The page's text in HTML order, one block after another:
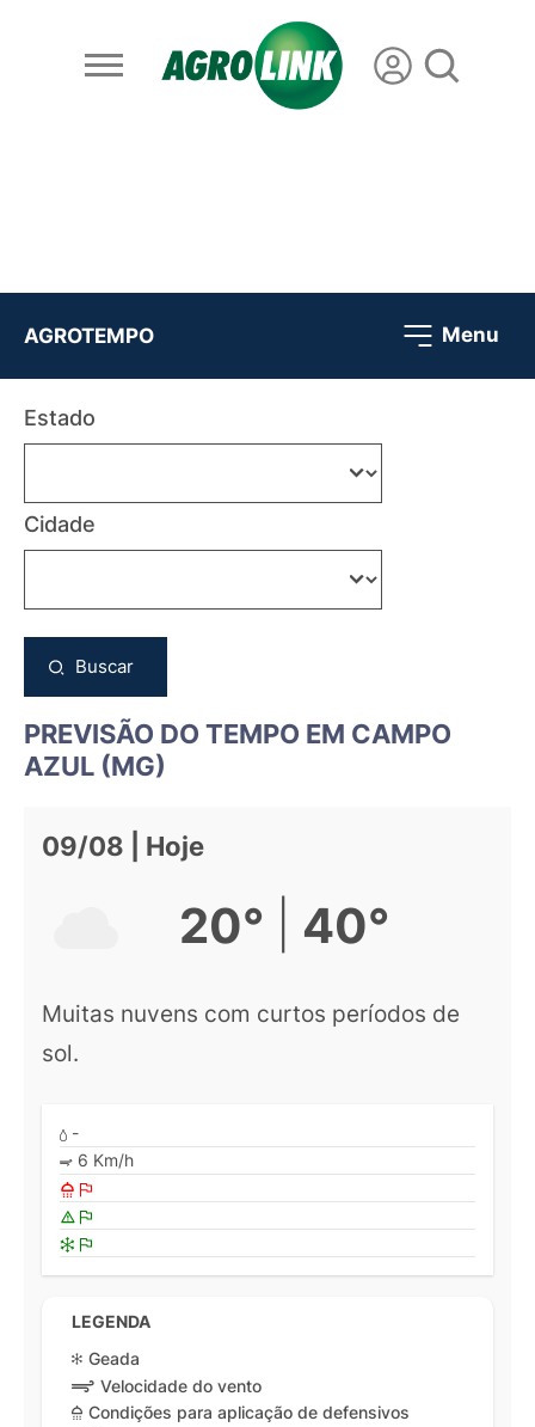
AGROTEMPO Menu
Estado
Cidade
Buscar
PREVISÃO DO TEMPO EM CAMPO
AZUL (MG)
09/08 | Hoje
20° 40°
Muitas nuvens com curtos períodos de
sol.
-
6 Km/h
LEGENDA
Geada
Velocidade do vento
Condições para aplicação de defensivos